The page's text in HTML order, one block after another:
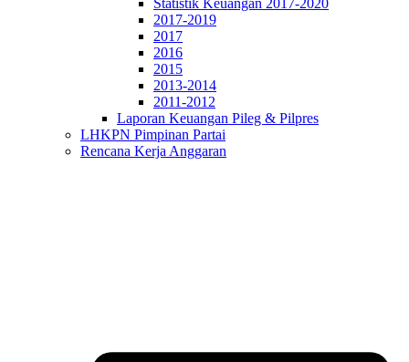
2017-2019
2017
2016
2015
2013-2014
2011-2012
Laporan Keuangan Pileg & Pilpres
LHKPN Pimpinan Partai
Rencana Kerja Anggaran